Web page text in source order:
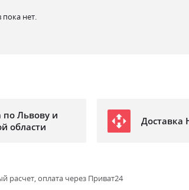
ламінована ДСП
пока нет.
по Львову и
области
Доставка
расчет, оплата через Приват24